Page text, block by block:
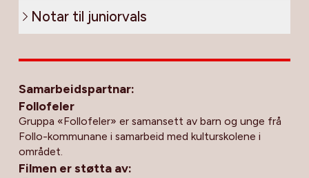
Notar til juniorvals
Samarbeidspartnar:
Follofeler
Gruppa «Follofeler» er samansett av barn og unge frå
Follo-kommunane i samarbeid med kulturskolene i
området.
Filmen er støtta av: